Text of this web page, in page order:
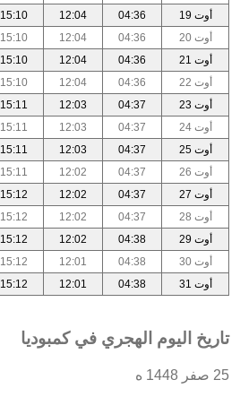
أوت 19
04:36
12:04
15:10
أوت 20
04:36
12:04
15:10
أوت 21
04:36
12:04
15:10
أوت 22
04:36
12:04
15:10
أوت 23
04:37
12:03
15:11
أوت 24
04:37
12:03
15:11
أوت 25
04:37
12:03
15:11
أوت 26
04:37
12:02
15:11
أوت 27
04:37
12:02
15:12
أوت 28
04:37
12:02
15:12
أوت 29
04:38
12:02
15:12
أوت 30
04:38
12:01
15:12
أوت 31
04:38
12:01
15:12
تاريخ اليوم الهجري في كمبوديا
25 صفر 1448 ه